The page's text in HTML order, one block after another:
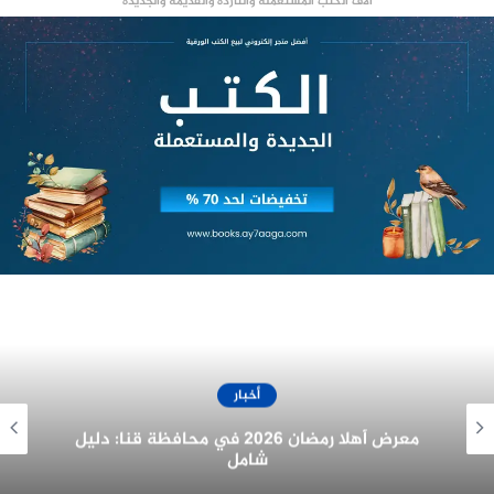
تم تقسيم محافظة الفيوم إلى 5 مجموعات، كل
مجموعة تضم مدينة وعدد من القرى والنجوع، ويتم
تخفيف الأحمال بالتبادل بين هذه المجموعات.
يستعرض موقعالاولالجدول التفصيلي لأماكن ومواعيد
دار تشكيل للنشر والتوزيع
أخبار
غرفة المنيا التجارية تُهنئ الرئيس السيسي
بمناسبة الولاية الجديدة